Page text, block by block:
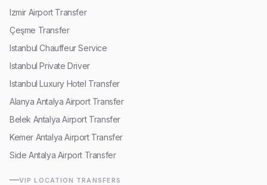
Izmir Airport Transfer
Çeşme Transfer
Istanbul Chauffeur Service
Istanbul Private Driver
Istanbul Luxury Hotel Transfer
Alanya Antalya Airport Transfer
Belek Antalya Airport Transfer
Kemer Antalya Airport Transfer
Side Antalya Airport Transfer
VIP LOCATION TRANSFERS